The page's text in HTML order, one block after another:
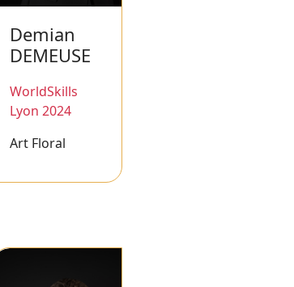
Demian
DEMEUSE
WorldSkills
Lyon 2024
Art Floral